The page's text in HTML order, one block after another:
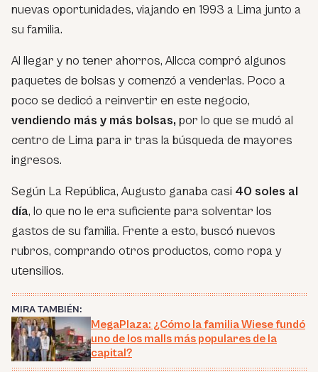
nuevas oportunidades, viajando en 1993 a Lima junto a
su familia.
Al llegar y no tener ahorros, Allcca compró algunos
paquetes de bolsas y comenzó a venderlas. Poco a
poco se dedicó a reinvertir en este negocio,
vendiendo más y más bolsas, por lo que se mudó al
centro de Lima para ir tras la búsqueda de mayores
ingresos.
Según La República, Augusto ganaba casi 40 soles al
día, lo que no le era suficiente para solventar los
gastos de su familia. Frente a esto, buscó nuevos
rubros, comprando otros productos, como ropa y
utensilios.
MIRA TAMBIÉN:
MegaPlaza: ¿Cómo la familia Wiese fundó
uno de los malls más populares de la
capital?